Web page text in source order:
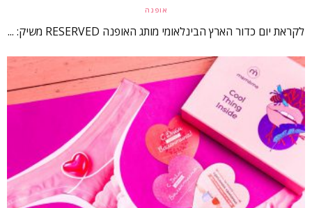
אופנה
לקראת יום כדור הארץ הבינלאומי מותג האופנה RESERVED משיק: ...